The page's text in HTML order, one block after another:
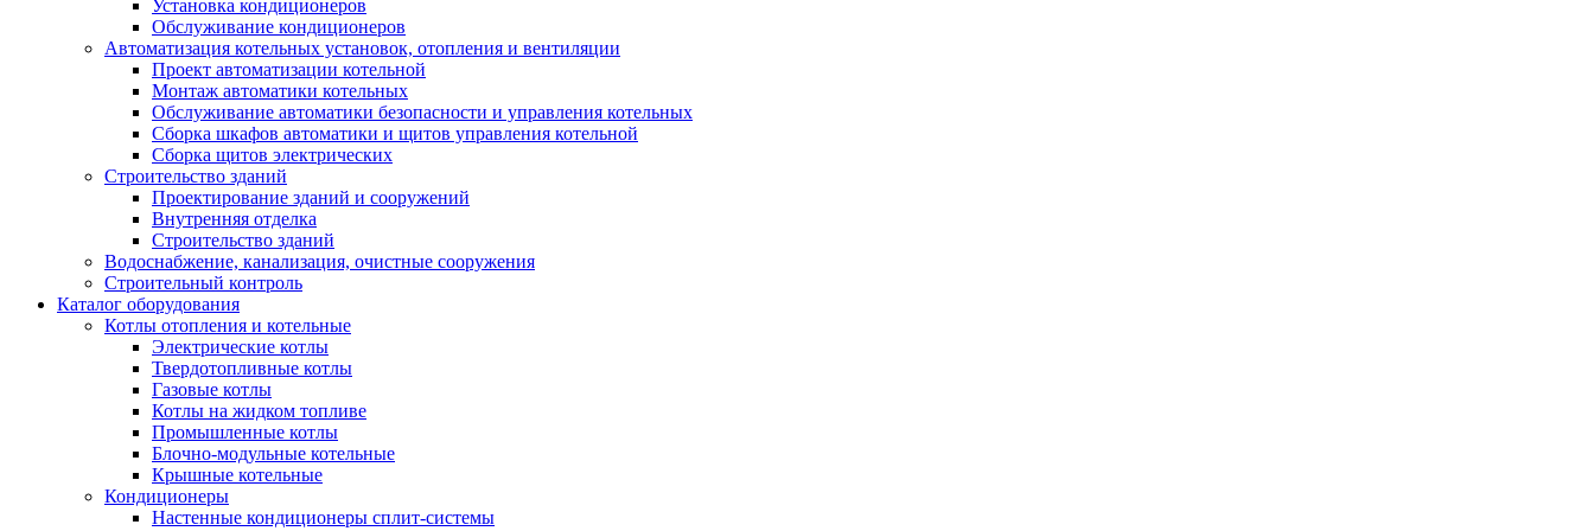
Установка кондиционеров
Обслуживание кондиционеров
Автоматизация котельных установок, отопления и вентиляции
Проект автоматизации котельной
Монтаж автоматики котельных
Обслуживание автоматики безопасности и управления котельных
Сборка шкафов автоматики и щитов управления котельной
Сборка щитов электрических
Строительство зданий
Проектирование зданий и сооружений
Внутренняя отделка
Строительство зданий
Водоснабжение, канализация, очистные сооружения
Строительный контроль
Каталог оборудования
Котлы отопления и котельные
Электрические котлы
Твердотопливные котлы
Газовые котлы
Котлы на жидком топливе
Промышленные котлы
Блочно-модульные котельные
Крышные котельные
Кондиционеры
Настенные кондиционеры сплит-системы